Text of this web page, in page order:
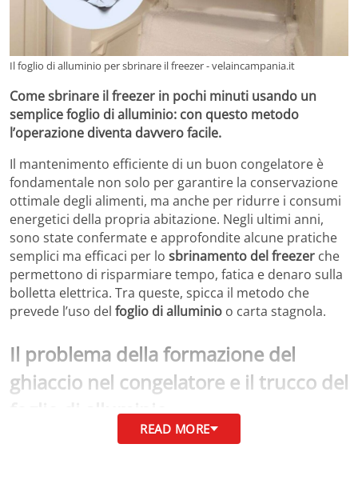
Il foglio di alluminio per sbrinare il freezer - velaincampania.it
Come sbrinare il freezer in pochi minuti usando un
semplice foglio di alluminio: con questo metodo
l’operazione diventa davvero facile.
Il mantenimento efficiente di un buon congelatore è
fondamentale non solo per garantire la conservazione
ottimale degli alimenti, ma anche per ridurre i consumi
energetici della propria abitazione. Negli ultimi anni,
sono state confermate e approfondite alcune pratiche
semplici ma efficaci per lo sbrinamento del freezer che
permettono di risparmiare tempo, fatica e denaro sulla
bolletta elettrica. Tra queste, spicca il metodo che
prevede l’uso del foglio di alluminio o carta stagnola.
Il problema della formazione del
ghiaccio nel congelatore e il trucco del
foglio di alluminio
Con il passare del tempo, è normale che il congelatore
READ MORE